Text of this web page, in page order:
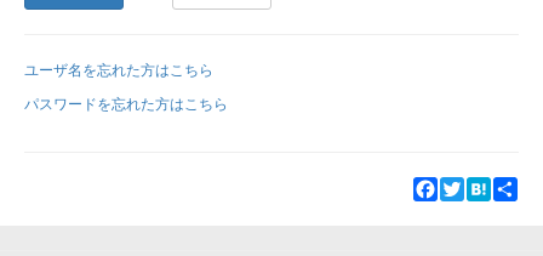
新規登録
ユーザ名を忘れた方はこちら
パスワードを忘れた方はこちら
Facebook
TwitterHatena